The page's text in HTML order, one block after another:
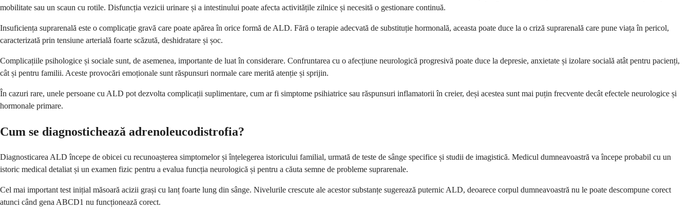
mobilitate sau un scaun cu rotile. Disfuncția vezicii urinare și a intestinului poate afecta activitățile zilnice și necesită o gestionare continuă.
Insuficiența suprarenală este o complicație gravă care poate apărea în orice formă de ALD. Fără o terapie adecvată de substituție hormonală, aceasta poate duce la o criză suprarenală care pune viața în pericol,
caracterizată prin tensiune arterială foarte scăzută, deshidratare și șoc.
Complicațiile psihologice și sociale sunt, de asemenea, importante de luat în considerare. Confruntarea cu o afecțiune neurologică progresivă poate duce la depresie, anxietate și izolare socială atât pentru pacienți,
cât și pentru familii. Aceste provocări emoționale sunt răspunsuri normale care merită atenție și sprijin.
În cazuri rare, unele persoane cu ALD pot dezvolta complicații suplimentare, cum ar fi simptome psihiatrice sau răspunsuri inflamatorii în creier, deși acestea sunt mai puțin frecvente decât efectele neurologice și
hormonale primare.
Cum se diagnostichează adrenoleucodistrofia?
Diagnosticarea ALD începe de obicei cu recunoașterea simptomelor și înțelegerea istoricului familial, urmată de teste de sânge specifice și studii de imagistică. Medicul dumneavoastră va începe probabil cu un
istoric medical detaliat și un examen fizic pentru a evalua funcția neurologică și pentru a căuta semne de probleme suprarenale.
Cel mai important test inițial măsoară acizii grași cu lanț foarte lung din sânge. Nivelurile crescute ale acestor substanțe sugerează puternic ALD, deoarece corpul dumneavoastră nu le poate descompune corect
atunci când gena ABCD1 nu funcționează corect.